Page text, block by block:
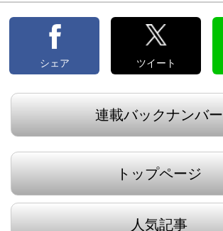
シェア ツイート
連載バックナンバー
トップページ
人気記事